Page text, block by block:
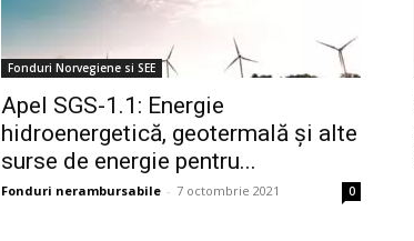
Fonduri Norvegiene si SEE
Apel SGS-1.1: Energie
hidroenergetică, geotermală și alte
surse de energie pentru...
Fonduri nerambursabile - 7 octombrie 2021 0